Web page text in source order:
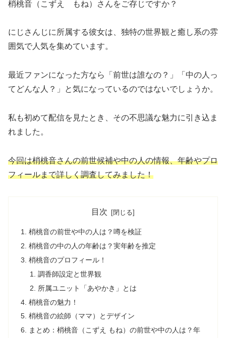
梢桃音（こずえ もね）さんをご存じですか？
にじさんじに所属する彼女は、独特の世界観と癒し系の雰
囲気で人気を集めています。
最近ファンになった方なら「前世は誰なの？」「中の人っ
てどんな人？」と気になっているのではないでしょうか。
私も初めて配信を見たとき、その不思議な魅力に引き込ま
れました。
今回は梢桃音さんの前世候補や中の人の情報、年齢やプロ
フィールまで詳しく調査してみました！
目次
梢桃音の前世や中の人は？噂を検証
梢桃音の中の人の年齢は？実年齢を推定
梢桃音のプロフィール！
調香師設定と世界観
所属ユニット「あやかき」とは
梢桃音の魅力！
梢桃音の絵師（ママ）とデザイン
まとめ：梢桃音（こずえ もね）の前世や中の人は？年